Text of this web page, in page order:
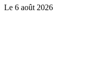
Le 6 août 2026